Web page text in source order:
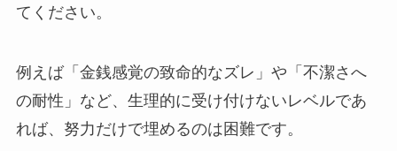
てください。
例えば「金銭感覚の致命的なズレ」や「不潔さへ
の耐性」など、生理的に受け付けないレベルであ
れば、努力だけで埋めるのは困難です。